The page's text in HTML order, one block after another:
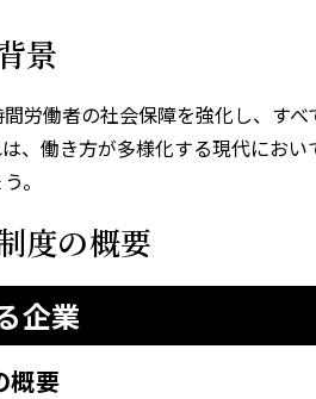
景
労働者の社会保障を強化し、す
、働き方が多様化する現代にお
。
度の概要
企業
概要